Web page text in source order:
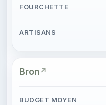
Bron